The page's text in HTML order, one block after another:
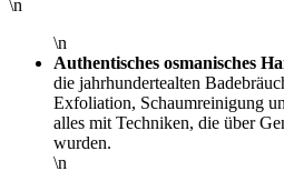
\n
\n
Authentisches osmanisches
die jahrhundertealten
Exfoliation, Schaumreinigung
alles mit Techniken, die über
wurden.
\n